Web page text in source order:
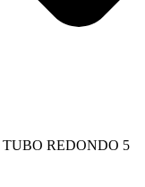
TUBO REDONDO 5